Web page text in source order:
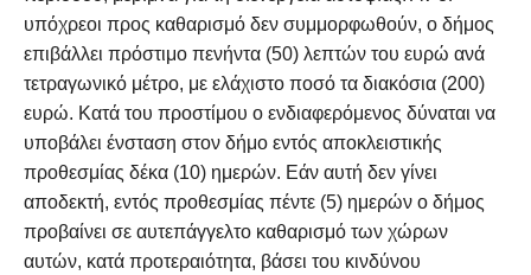
υπόχρεοι προς καθαρισμό δεν συμμορφωθούν, ο δήμος
επιβάλλει πρόστιμο πενήντα (50) λεπτών του ευρώ ανά
τετραγωνικό μέτρο, με ελάχιστο ποσό τα διακόσια (200)
ευρώ. Κατά του προστίμου ο ενδιαφερόμενος δύναται να
υποβάλει ένσταση στον δήμο εντός αποκλειστικής
προθεσμίας δέκα (10) ημερών. Εάν αυτή δεν γίνει
αποδεκτή, εντός προθεσμίας πέντε (5) ημερών ο δήμος
προβαίνει σε αυτεπάγγελτο καθαρισμό των χώρων
αυτών, κατά προτεραιότητα, βάσει του κινδύνου